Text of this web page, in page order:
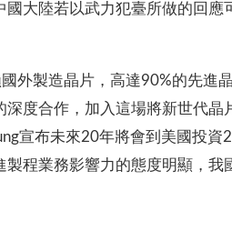
大陸若以武力犯臺所做的回
外製造晶片，高達90%的先進
度合作，加入這場將新世代晶
宣布未來20年將會到美國投
程業務影響力的態度明顯，我